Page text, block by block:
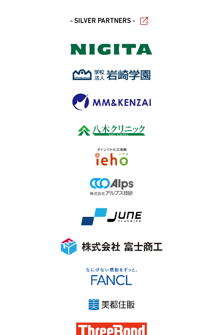
- SILVER PARTNERS -